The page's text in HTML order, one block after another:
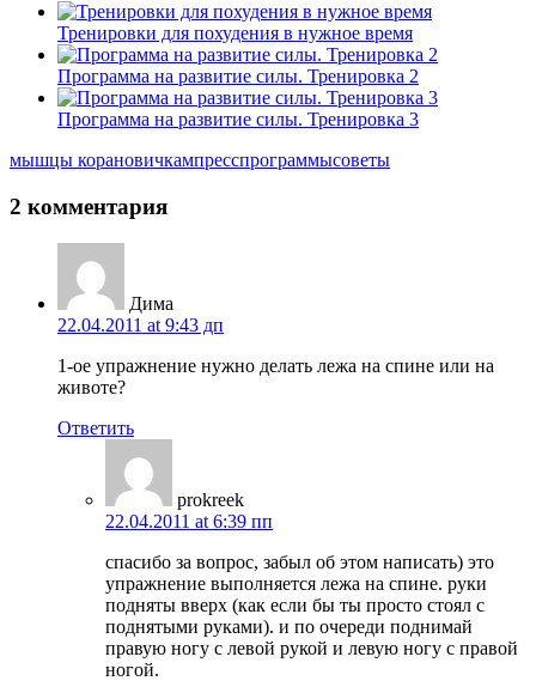
Тренировки для похудения в нужное время
Программа на развитие силы. Тренировка 2
Программа на развитие силы. Тренировка 3
мышцы корановичкампресспрограммысоветы
2 комментария
Дима
22.04.2011 at 9:43 дп
1-ое упражнение нужно делать лежа на спине или на
животе?
Ответить
prokreek
22.04.2011 at 6:39 пп
спасибо за вопрос, забыл об этом написать) это
упражнение выполняется лежа на спине. руки
подняты вверх (как если бы ты просто стоял с
поднятыми руками). и по очереди поднимай
правую ногу с левой рукой и левую ногу с правой
ногой.